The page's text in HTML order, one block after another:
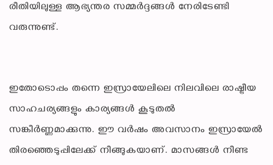
രീതിയിലുള്ള ആഭ്യന്തര സമ്മർദ്ദങ്ങൾ നേരിടേണ്ടി
വരുന്നുണ്ട്.
ഇതോടൊപ്പം തന്നെ ഇസ്രായേലിലെ നിലവിലെ രാഷ്ട്രീയ
സാഹചര്യങ്ങളും കാര്യങ്ങൾ കൂടുതൽ
സങ്കീർണ്ണമാക്കുന്നു. ഈ വർഷം അവസാനം ഇസ്രായേൽ
തിരഞ്ഞെടുപ്പിലേക്ക് നീങ്ങുകയാണ്. മാസങ്ങൾ നീണ്ട